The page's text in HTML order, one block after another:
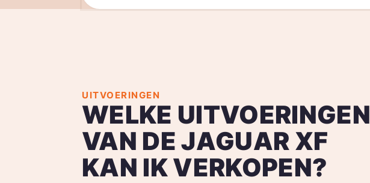
UITVOERINGEN
WELKE UITVOERINGEN
VAN DE JAGUAR XF
KAN IK VERKOPEN?